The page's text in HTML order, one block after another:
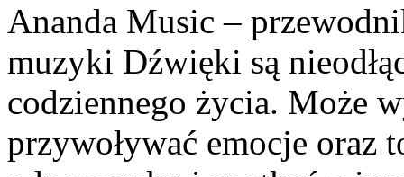
Ananda Music –
muzyki Dźwięki są
codziennego życia. Może
przywoływać emocje oraz